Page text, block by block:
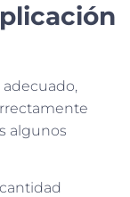
adecuado,
algunos